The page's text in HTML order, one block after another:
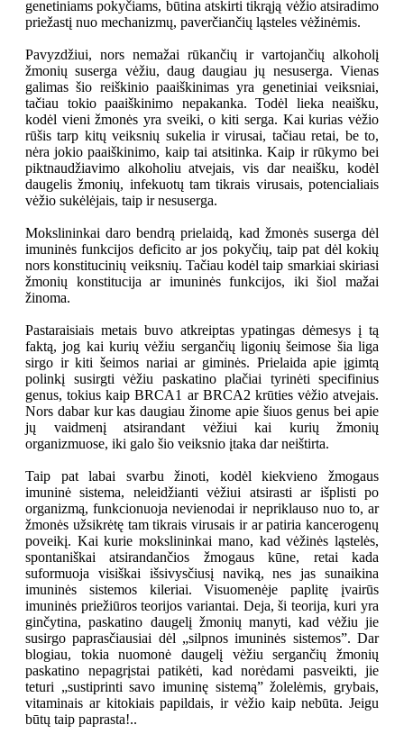
genetiniams pokyčiams, būtina atskirti tikrąją vėžio atsiradimo
priežastį nuo mechanizmų, paverčiančių ląsteles vėžinėmis.
Pavyzdžiui, nors nemažai rūkančių ir vartojančių alkoholį
žmonių suserga vėžiu, daug daugiau jų nesuserga. Vienas
galimas šio reiškinio paaiškinimas yra genetiniai veiksniai,
tačiau tokio paaiškinimo nepakanka. Todėl lieka neaišku,
kodėl vieni žmonės yra sveiki, o kiti serga. Kai kurias vėžio
rūšis tarp kitų veiksnių sukelia ir virusai, tačiau retai, be to,
nėra jokio paaiškinimo, kaip tai atsitinka. Kaip ir rūkymo bei
piktnaudžiavimo alkoholiu atvejais, vis dar neaišku, kodėl
daugelis žmonių, infekuotų tam tikrais virusais, potencialiais
vėžio sukėlėjais, taip ir nesuserga.
Mokslininkai daro bendrą prielaidą, kad žmonės suserga dėl
imuninės funkcijos deficito ar jos pokyčių, taip pat dėl kokių
nors konstitucinių veiksnių. Tačiau kodėl taip smarkiai skiriasi
žmonių konstitucija ar imuninės funkcijos, iki šiol mažai
žinoma.
Pastaraisiais metais buvo atkreiptas ypatingas dėmesys į tą
faktą, jog kai kurių vėžiu sergančių ligonių šeimose šia liga
sirgo ir kiti šeimos nariai ar giminės. Prielaida apie įgimtą
polinkį susirgti vėžiu paskatino plačiai tyrinėti specifinius
genus, tokius kaip BRCA1 ar BRCA2 krūties vėžio atvejais.
Nors dabar kur kas daugiau žinome apie šiuos genus bei apie
jų vaidmenį atsirandant vėžiui kai kurių žmonių
organizmuose, iki galo šio veiksnio įtaka dar neištirta.
Taip pat labai svarbu žinoti, kodėl kiekvieno žmogaus
imuninė sistema, neleidžianti vėžiui atsirasti ar išplisti po
organizmą, funkcionuoja nevienodai ir nepriklauso nuo to, ar
žmonės užsikrėtę tam tikrais virusais ir ar patiria kancerogenų
poveikį. Kai kurie mokslininkai mano, kad vėžinės ląstelės,
spontaniškai atsirandančios žmogaus kūne, retai kada
suformuoja visiškai išsivysčiusį naviką, nes jas sunaikina
imuninės sistemos kileriai. Visuomenėje paplitę įvairūs
imuninės priežiūros teorijos variantai. Deja, ši teorija, kuri yra
ginčytina, paskatino daugelį žmonių manyti, kad vėžiu jie
susirgo paprasčiausiai dėl „silpnos imuninės sistemos”. Dar
blogiau, tokia nuomonė daugelį vėžiu sergančių žmonių
paskatino nepagrįstai patikėti, kad norėdami pasveikti, jie
teturi „sustiprinti savo imuninę sistemą” žolelėmis, grybais,
vitaminais ar kitokiais papildais, ir vėžio kaip nebūta. Jeigu
būtų taip paprasta!..